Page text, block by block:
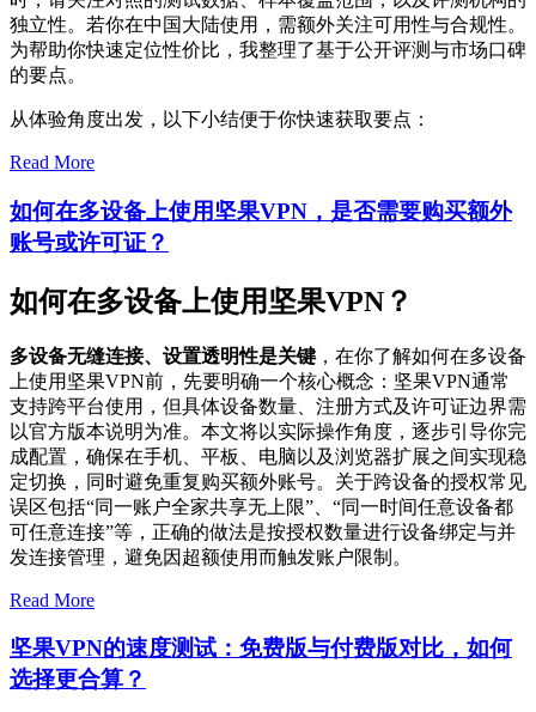
独立性。若你在中国大陆使用，需额外关注可用性与合规性。
为帮助你快速定位性价比，我整理了基于公开评测与市场口碑
的要点。
从体验角度出发，以下小结便于你快速获取要点：
Read More
如何在多设备上使用坚果VPN，是否需要购买额外
账号或许可证？
如何在多设备上使用坚果VPN？
多设备无缝连接、设置透明性是关键 ，在你了解如何在多设备
上使用坚果VPN前，先要明确一个核心概念：坚果VPN通常
支持跨平台使用，但具体设备数量、注册方式及许可证边界需
以官方版本说明为准。本文将以实际操作角度，逐步引导你完
成配置，确保在手机、平板、电脑以及浏览器扩展之间实现稳
定切换，同时避免重复购买额外账号。关于跨设备的授权常见
误区包括“同一账户全家共享无上限”、“同一时间任意设备都
可任意连接”等，正确的做法是按授权数量进行设备绑定与并
发连接管理，避免因超额使用而触发账户限制。
Read More
坚果VPN的速度测试：免费版与付费版对比，如何
选择更合算？